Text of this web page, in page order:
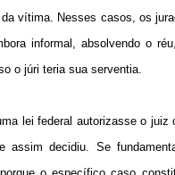
vítima. Nesses casos, os
informal, absolvendo o
o júri teria sua serventia.
lei federal autorizasse o
assim decidiu. Se